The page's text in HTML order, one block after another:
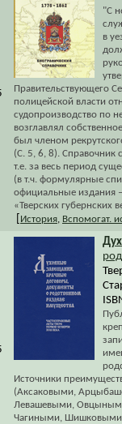
"С
в
Правительствующего
полицейской власти
судопроизводство по
возглавлял
был членом
(С. 5, 6, 8). Справочник
т.е. за весь период
(в т.ч. формулярные
официальные издания
«Тверских губернских
История, Вспомогат.
Источники
(Аксаковыми,
Левашевыми,
Чагиными, Шишковыми